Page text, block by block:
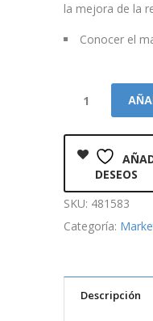
la mejora de la
Conocer el
DESEOS
SKU: 481583
Categoría:
Descripción